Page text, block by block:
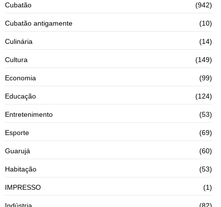
Cubatão (942)
Cubatão antigamente (10)
Culinária (14)
Cultura (149)
Economia (99)
Educação (124)
Entretenimento (53)
Esporte (69)
Guarujá (60)
Habitação (53)
IMPRESSO (1)